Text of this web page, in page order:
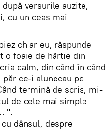
versurile auzite,
cu un ceas mai
chiar eu, răspunde
o foaie de hârtie din
calm, din când în când
ce-i alunecau pe
termină de scris, mi-
de cele mai simple
".
dânsul, despre